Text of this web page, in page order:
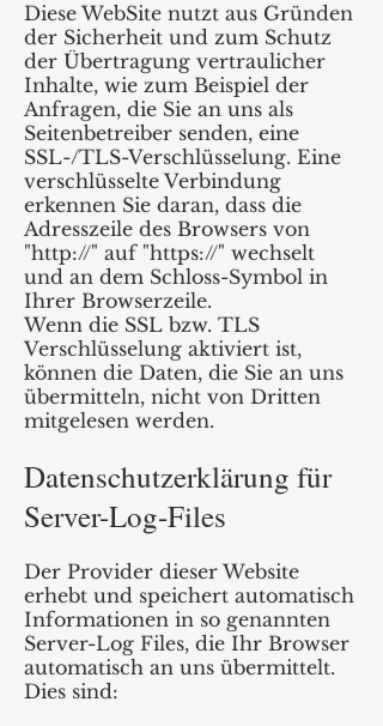
Diese WebSite nutzt aus Gründen
der Sicherheit und zum Schutz
der Übertragung vertraulicher
Inhalte, wie zum Beispiel der
Anfragen, die Sie an uns als
Seitenbetreiber senden, eine
SSL-/TLS-Verschlüsselung. Eine
verschlüsselte Verbindung
erkennen Sie daran, dass die
Adresszeile des Browsers von
"http://" auf "https://" wechselt
und an dem Schloss-Symbol in
Ihrer Browserzeile.
Wenn die SSL bzw. TLS
Verschlüsselung aktiviert ist,
können die Daten, die Sie an uns
übermitteln, nicht von Dritten
mitgelesen werden.
Datenschutzerklärung für
Server-Log-Files
Der Provider dieser Website
erhebt und speichert automatisch
Informationen in so genannten
Server-Log Files, die Ihr Browser
automatisch an uns übermittelt.
Dies sind: